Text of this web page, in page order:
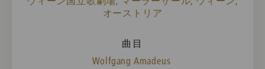
オーストリア
曲目
Wolfgang Amadeus